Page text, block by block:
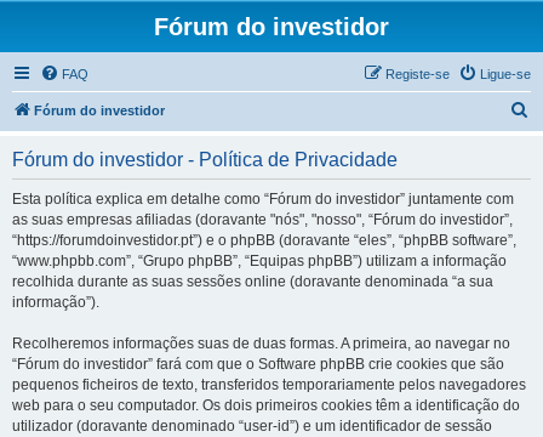
Fórum do investidor
FAQ Ligue-se
Registe-se
Fórum do investidor
Fórum do investidor - Política de Privacidade
Esta política explica em detalhe como “Fórum do investidor” juntamente com
as suas empresas afiliadas (doravante "nós", "nosso", “Fórum do investidor”,
“https://forumdoinvestidor.pt”) e o phpBB (doravante “eles”, “phpBB software”,
“www.phpbb.com”, “Grupo phpBB”, “Equipas phpBB”) utilizam a informação
recolhida durante as suas sessões online (doravante denominada “a sua
informação”).
Recolheremos informações suas de duas formas. A primeira, ao navegar no
“Fórum do investidor” fará com que o Software phpBB crie cookies que são
pequenos ficheiros de texto, transferidos temporariamente pelos navegadores
web para o seu computador. Os dois primeiros cookies têm a identificação do
utilizador (doravante denominado “user-id”) e um identificador de sessão